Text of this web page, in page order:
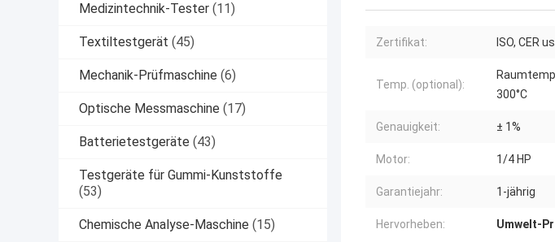
Medizintechnik-Tester (11)
Textiltestgerät (45)
Mechanik-Prüfmaschine (6)
Optische Messmaschine (17)
Batterietestgeräte (43)
Testgeräte für Gummi-Kunststoffe
(53)
Chemische Analyse-Maschine (15)
Zertifikat: ISO, CER
Temp. (optional):
300°C
Genauigkeit: ± 1%
Motor: 1/4 HP
Garantiejahr: 1-jährig
Hervorheben: Umwelt-